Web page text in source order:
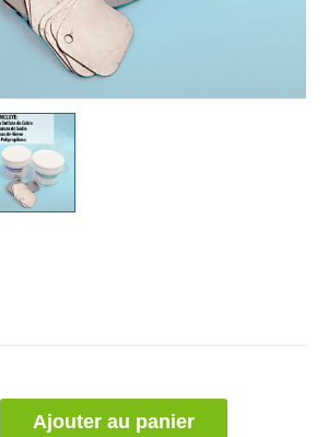
Ajouter au panier